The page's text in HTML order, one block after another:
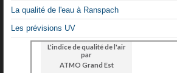
La qualité de l'eau à Ranspach
Les prévisions UV